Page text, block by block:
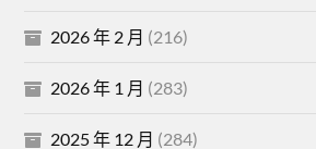
2026 年 2 月 (216)
2026 年 1 月 (283)
2025 年 12 月 (284)